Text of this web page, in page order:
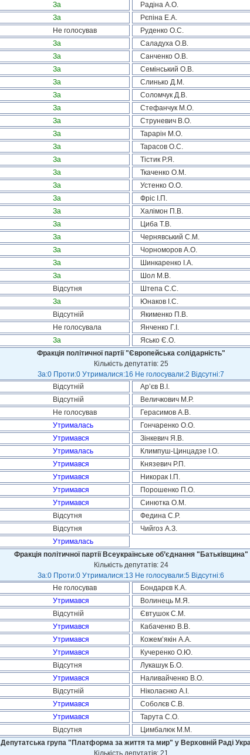
За Радіна А.О.
За Рєпіна Е.А.
Не голосував Руденко О.С.
За Саладуха О.В.
За Санченко О.В.
За Семінський О.В.
За Слинько Д.М.
За Соломчук Д.В.
За Стефанчук М.О.
За Струневич В.О.
За Тарарін М.О.
За Тарасов О.С.
За Тістик Р.Я.
За Ткаченко О.М.
За Устенко О.О.
За Фріс І.П.
За Халімон П.В.
За Циба Т.В.
За Чернявський С.М.
За Чорноморов А.О.
За Шинкаренко І.А.
За Шол М.В.
Відсутня Штепа С.С.
За Юнаков І.С.
Відсутній Якименко П.В.
Не голосувала Янченко Г.І.
За Ясько Є.О.
Фракція політичної партії "Європейська солідарність"
Кількість депутатів: 25
За:0 Проти:0 Утрималися:16 Не голосували:2 Відсутні:7
Відсутній Ар’єв В.І.
Відсутній Величкович М.Р.
Не голосував Герасимов А.В.
Утрималась Гончаренко О.О.
Утримався Зінкевич Я.В.
Утрималась Климпуш-Цинцадзе І.О.
Утримався Князевич Р.П.
Утримався Никорак І.П.
Утримався Порошенко П.О.
Утримався Синютка О.М.
Відсутня Федина С.Р.
Відсутня Чийгоз А.З.
Утрималась
Фракція політичної партії Всеукраїнське об’єднання "Батьківщина"
Кількість депутатів: 24
За:0 Проти:0 Утрималися:13 Не голосували:5 Відсутні:6
Не голосував Бондарєв К.А.
Утримався Волинець М.Я.
Відсутній Євтушок С.М.
Утримався Кабаченко В.В.
Утримався Кожем’якін А.А.
Утримався Кучеренко О.Ю.
Відсутня Лукашук Б.О.
Утримався Наливайченко В.О.
Відсутній Ніколаєнко А.І.
Утримався Соболєв С.В.
Утримався Тарута С.О.
Відсутня Цимбалюк М.М.
Депутатська група "Платформа за життя та мир" у Верховній Раді
Кількість депутатів: 21